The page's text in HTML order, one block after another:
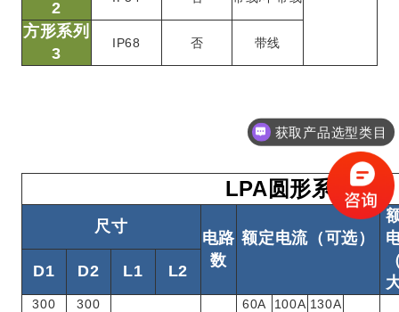
2
方形系列
3
IP68 否 带线
LPA圆形系列
尺寸
电路
数
额定电流（可选）
D1 D2 L1 L2
300 300 60A 100A 130A
获取产品选型类目